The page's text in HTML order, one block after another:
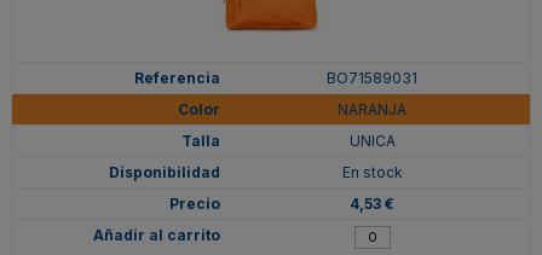
BO71589031
NARANJA
UNICA
En stock
4,53 €